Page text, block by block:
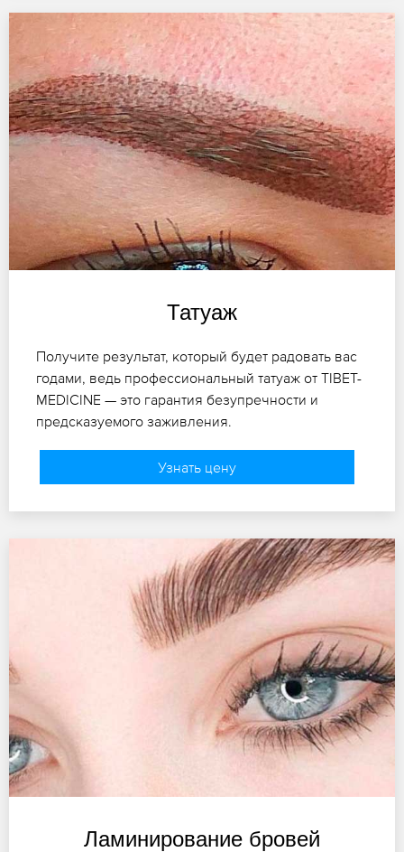
Татуаж
Получите результат, который будет радовать вас
годами, ведь профессиональный татуаж от TIBET-
MEDICINE — это гарантия безупречности и
предсказуемого заживления.
Узнать цену
Ламинирование бровей